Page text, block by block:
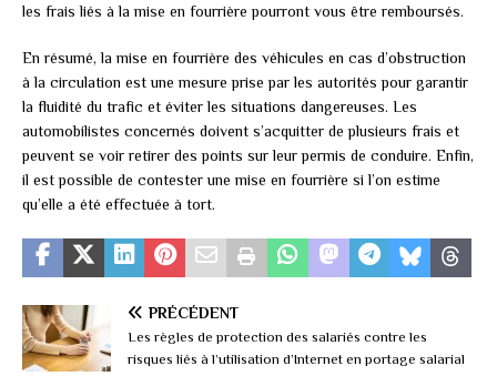
les frais liés à la mise en fourrière pourront vous être remboursés.
En résumé, la mise en fourrière des véhicules en cas d’obstruction
à la circulation est une mesure prise par les autorités pour garantir
la fluidité du trafic et éviter les situations dangereuses. Les
automobilistes concernés doivent s’acquitter de plusieurs frais et
peuvent se voir retirer des points sur leur permis de conduire. Enfin,
il est possible de contester une mise en fourrière si l’on estime
qu’elle a été effectuée à tort.
PRÉCÉDENT
Les règles de protection des salariés contre les
risques liés à l’utilisation d’Internet en portage salarial